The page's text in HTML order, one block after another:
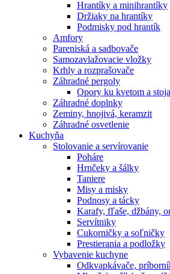
Hrantíky a minihrantíky
Držiaky na hrantíky
Podmisky pod hrantík
Amfory
Pareniská a sadbovače
Samozavlažovacie vložky
Krhly a rozprašovače
Záhradné pergoly
Opory ku kvetom a
Záhradné doplnky
Zeminy, hnojivá, keramzit
Záhradné osvetlenie
Kuchyňa
Stolovanie a servírovanie
Poháre
Hrnčeky a šálky
Taniere
Misy a misky
Podnosy a tácky
Karafy, fľaše, džbány,
Servítniky
Cukorničky a soľničky
Prestierania a podložky
Vybavenie kuchyne
Odkvapkávače,